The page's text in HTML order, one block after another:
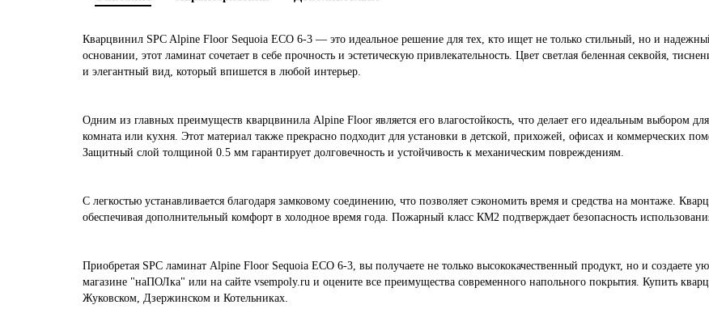
Кварцвинил SPC Alpine Floor Sequoia ECO 6-3 — это идеальное решение для тех, кто ищет не только стильный, но и
основании, этот ламинат сочетает в себе прочность и эстетическую привлекательность. Цвет светлая беленная секвойя,
и элегантный вид, который впишется в любой интерьер.
Одним из главных преимуществ кварцвинила Alpine Floor является его влагостойкость, что делает его идеальным выбором
комната или кухня. Этот материал также прекрасно подходит для установки в детской, прихожей, офисах и коммерческих
Защитный слой толщиной 0.5 мм гарантирует долговечность и устойчивость к механическим повреждениям.
С легкостью устанавливается благодаря замковому соединению, что позволяет сэкономить время и средства на монтаже.
обеспечивая дополнительный комфорт в холодное время года. Пожарный класс КМ2 подтверждает безопасность
Приобретая SPC ламинат Alpine Floor Sequoia ECO 6-3, вы получаете не только высококачественный продукт, но и создаете
магазине "наПОЛка" или на сайте vsempoly.ru и оцените все преимущества современного напольного покрытия. Купить
Жуковском, Дзержинском и Котельниках.